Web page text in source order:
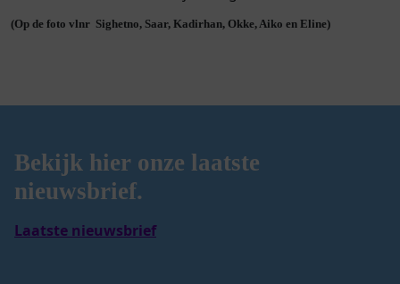
(Op de foto vlnr Sighetno, Saar, Kadirhan, Okke, Aiko en Eline)
Bekijk hier onze laatste
nieuwsbrief.
Laatste nieuwsbrief